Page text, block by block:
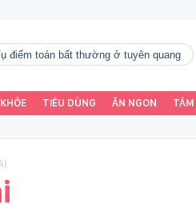
vụ điểm toán bất thường ở tuyên quang
TIÊU DÙNG ĂN NGON